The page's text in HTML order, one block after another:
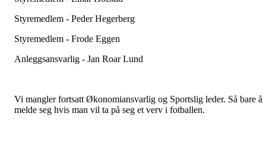
Styremedlem - Peder Hegerberg
Styremedlem - Frode Eggen
Anleggsansvarlig - Jan Roar Lund
Vi mangler fortsatt Økonomiansvarlig og Sportslig leder. Så bare å
melde seg hvis man vil ta på seg et verv i fotballen.